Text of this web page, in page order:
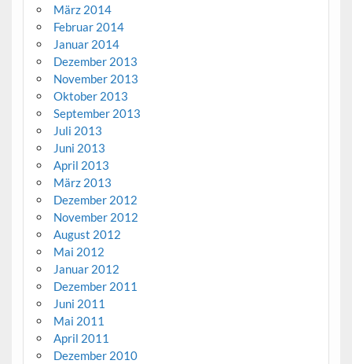
März 2014
Februar 2014
Januar 2014
Dezember 2013
November 2013
Oktober 2013
September 2013
Juli 2013
Juni 2013
April 2013
März 2013
Dezember 2012
November 2012
August 2012
Mai 2012
Januar 2012
Dezember 2011
Juni 2011
Mai 2011
April 2011
Dezember 2010